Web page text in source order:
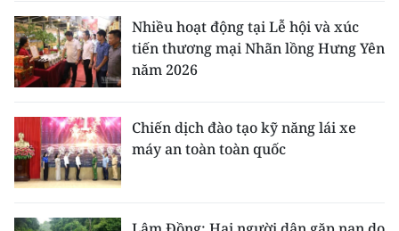
Nhiều hoạt động tại Lễ hội và xúc
tiến thương mại Nhãn lồng Hưng Yên
năm 2026
Chiến dịch đào tạo kỹ năng lái xe
máy an toàn toàn quốc